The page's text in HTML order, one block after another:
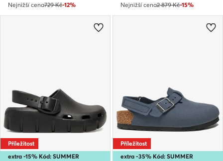
Nejnižší cena729 Kč-12%
Nejnižší cena2 879 Kč-15%
extra -15% Kód: SUMMER
Příležitost
extra -35% Kód: SUMMER
Příležitost